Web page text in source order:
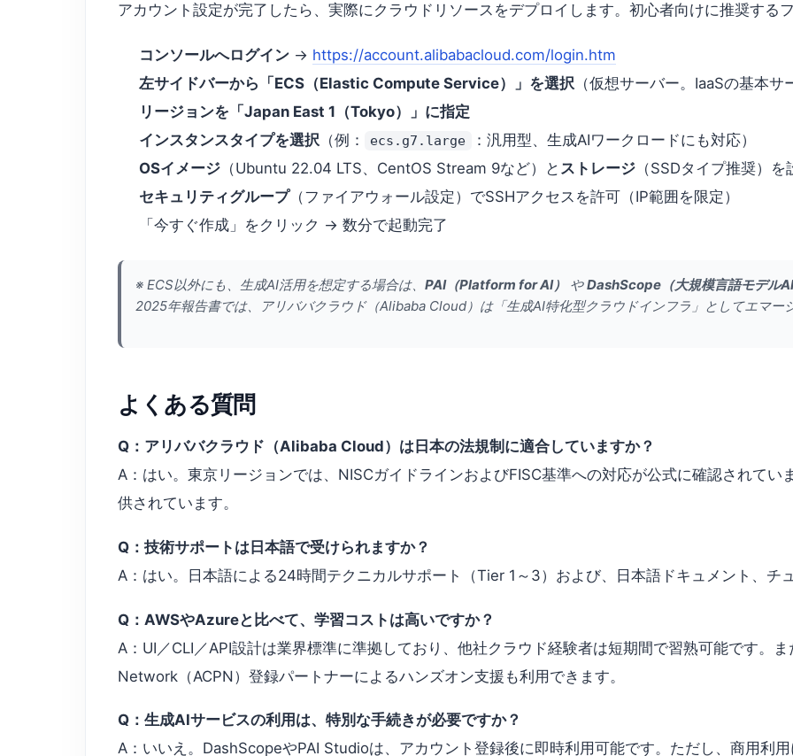
アカウント設定が完了したら、実際にクラウドリソースをデプロイします。初心者向けに推奨するフ
コンソールへログイン → https://account.alibabacloud.com/login.htm
左サイドバーから「ECS（Elastic Compute Service）」を選択 （仮想サーバー。IaaSの基本サ
リージョンを「Japan East 1（Tokyo）」に指定
インスタンスタイプを選択 （例： ecs.g7.large
：汎用型、生成AIワークロードにも対応）
OSイメージ （Ubuntu 22.04 LTS、CentOS Stream 9など）と ストレージ （SSDタイプ推奨）を
セキュリティグループ（ファイアウォール設定）でSSHアクセスを許可（IP範囲を限定）
「今すぐ作成」をクリック → 数分で起動完了
※ ECS以外にも、生成AI活用を想定する場合は、 PAI（Platform for AI） やDashScope（大規模言語モデル
2025年報告書では、アリババクラウド（Alibaba Cloud）は「生成AI特化型クラウドインフラ」としてエマー
よくある質問
Q：アリババクラウド（Alibaba Cloud）は日本の法規制に適合していますか？
A：はい。東京リージョンでは、NISCガイドラインおよびFISC基準への対応が公式に確認されてい
供されています。
Q：技術サポートは日本語で受けられますか？
A：はい。日本語による24時間テクニカルサポート（Tier 1～3）および、日本語ドキュメント、チ
Q：AWSやAzureと比べて、学習コストは高いですか？
A：UI／CLI／API設計は業界標準に準拠しており、他社クラウド経験者は短期間で習熟可能です。
Network（ACPN）登録パートナーによるハンズオン支援も利用できます。
Q：生成AIサービスの利用は、特別な手続きが必要ですか？
A：いいえ。DashScopeやPAI Studioは、アカウント登録後に即時利用可能です。ただし、商用利